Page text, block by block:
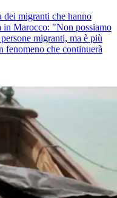
dei migranti che hanno
in Marocco: "Non possiamo
migranti, ma è più
fenomeno che continuerà